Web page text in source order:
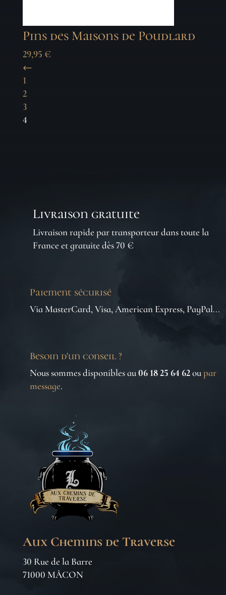
Pins des Maisons de Poudlard
29,95 €
←
1
2
3
4
Livraison gratuite
Livraison rapide par transporteur dans toute la
France et gratuite dès 70 €
Paiement sécurisé
Via MasterCard, Visa, American Express, PayPal...
Besoin d'un conseil ?
Nous sommes disponibles au06 18 25 64 62oupar
message.
Aux Chemins de Traverse
30 Rue de la Barre
71000 MÂCON